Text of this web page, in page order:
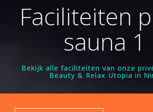
Openingsuren
Cadeaubon
Blog
BEHANDELINGEN
ARRANGEMENTEN
Zonder Privé Sauna
PRIVÉ SAUNA
Faciliteiten
sauna 1
Bekijk alle faciliteiten van onze
Beauty & Relax Utopia in